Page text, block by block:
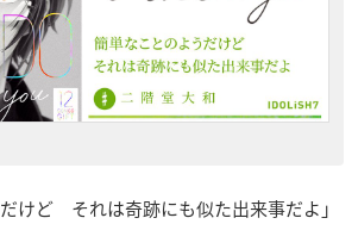
けど それは奇跡にも似た出来事だよ」